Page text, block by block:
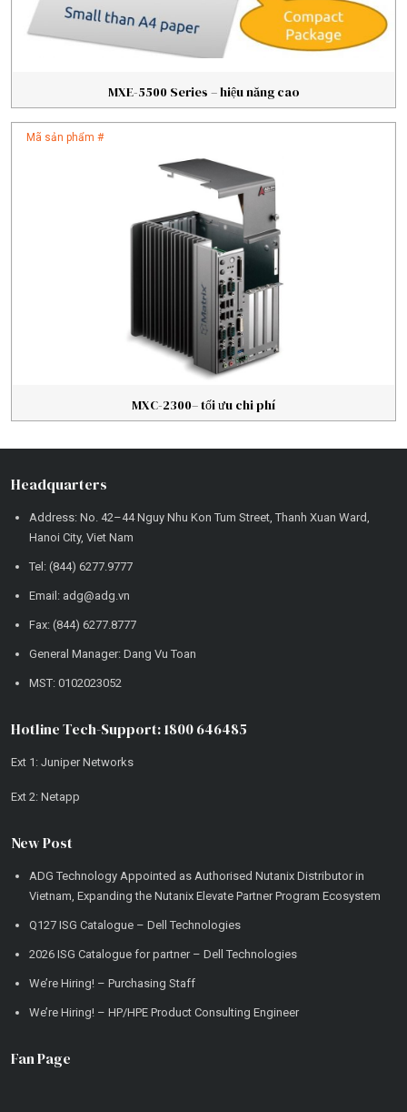
MXE-5500 Series – hiệu năng cao
Mã sản phẩm #
MXC-2300– tối ưu chi phí
Headquarters
Address: No. 42–44 Nguy Nhu Kon Tum Street, Thanh Xuan Ward,
Hanoi City, Viet Nam
Tel: (844) 6277.9777
Email: adg@adg.vn
Fax: (844) 6277.8777
General Manager: Dang Vu Toan
MST: 0102023052
Hotline Tech-Support: 1800 646485
Ext 1: Juniper Networks
Ext 2: Netapp
New Post
ADG Technology Appointed as Authorised Nutanix Distributor in
Vietnam, Expanding the Nutanix Elevate Partner Program Ecosystem
Q127 ISG Catalogue – Dell Technologies
2026 ISG Catalogue for partner – Dell Technologies
We’re Hiring! – Purchasing Staff
We’re Hiring! – HP/HPE Product Consulting Engineer
Fan Page